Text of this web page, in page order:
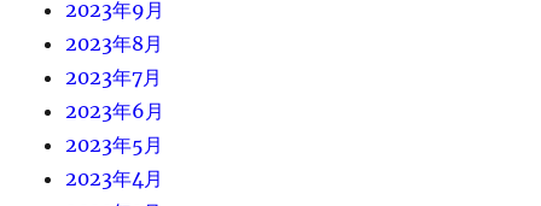
2023年9月
2023年8月
2023年7月
2023年6月
2023年5月
2023年4月